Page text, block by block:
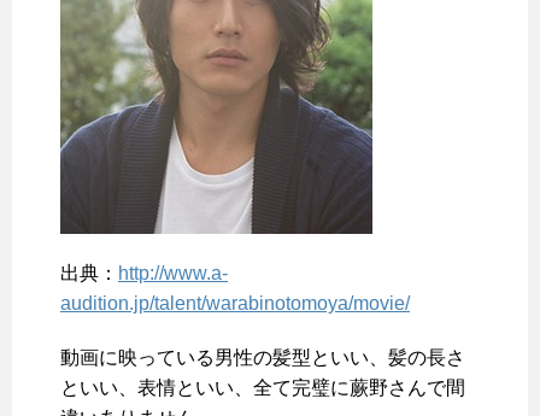
出典： http://www.a-
audition.jp/talent/warabinotomoya/movie/
動画に映っている男性の髪型といい、髪の長さ
といい、表情といい、全て完璧に蕨野さんで間